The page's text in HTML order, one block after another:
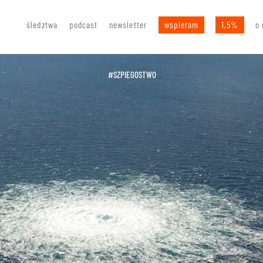
śledztwa podcast newsletter wspieram 1,5% o
#SZPIEGOSTWO